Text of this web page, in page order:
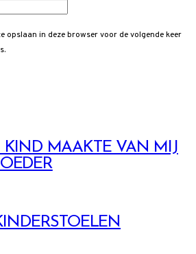
opslaan in deze browser voor de volgende keer
KIND MAAKTE VAN MIJ